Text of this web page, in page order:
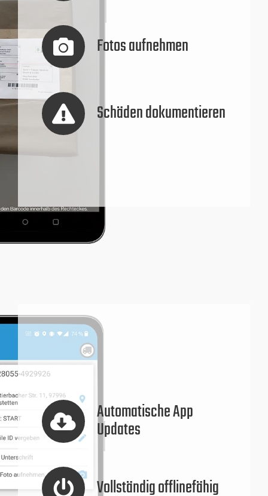
Fotos aufnehmen
Schäden dokumentieren
Automatische App
Updates
Vollständig offlinefähig